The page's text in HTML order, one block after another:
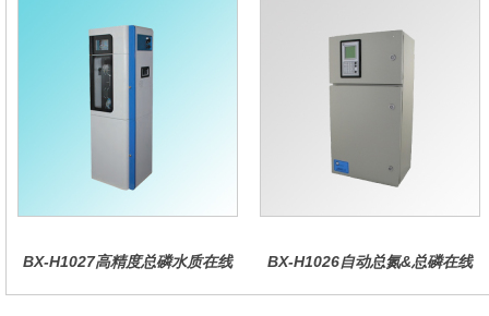
BX-H1027高精度总磷水质在线
BX-H1026自动总氮&总磷在线